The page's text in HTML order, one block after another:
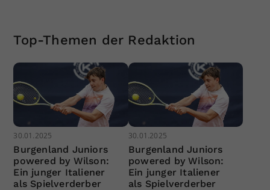
Top-Themen der Redaktion
30.01.2025
Burgenland Juniors
powered by Wilson:
Ein junger Italiener
als Spielverderber
30.01.2025
Burgenland Juniors
powered by Wilson:
Ein junger Italiener
als Spielverderber